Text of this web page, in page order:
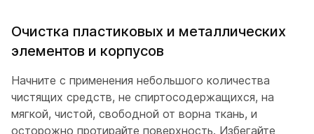
Очистка пластиковых и металлических
элементов и корпусов
Начните с применения небольшого количества
чистящих средств, не спиртосодержащихся, на
мягкой, чистой, свободной от ворна ткань, и
осторожно протирайте поверхность. Избегайте